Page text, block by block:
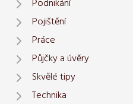
Podnikání
Pojištění
Práce
Půjčky a úvěry
Skvělé tipy
Technika